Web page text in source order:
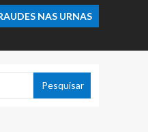
NAS URNAS